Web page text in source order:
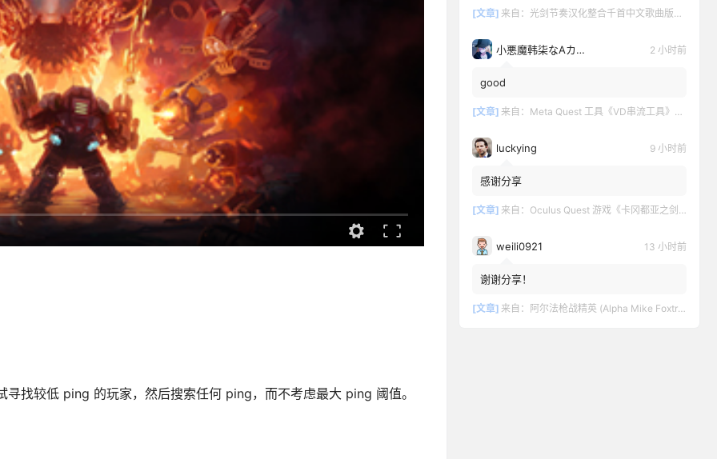
找较低 ping 的玩家，然后搜索任何 ping，而不考虑最大 ping 阈值。
[文章] 来自： 光剑节奏汉化整合千首中文歌曲版（Beat Saber VR）全DLC解锁懒人带自定义歌曲版
小悪魔韩柒なAカップ魅 2 小时前
good
[文章] 来自： Meta Quest 工具《VD串流工具》Virtual Desktop 破解版
luckying 9 小时前
感谢分享
[文章] 来自： Oculus Quest 游戏《卡冈都亚之剑》Swords of Gargantua
weili0921 13 小时前
谢谢分享！
[文章] 来自： 阿尔法枪战精英 (Alpha Mike Foxtrot VR – AMF VR)